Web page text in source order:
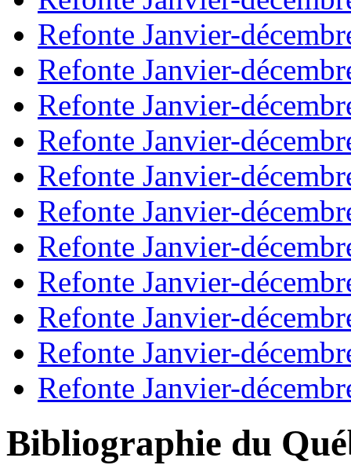
Refonte Janvier-
Refonte Janvier-
Refonte Janvier-
Refonte Janvier-
Refonte Janvier-
Refonte Janvier-
Refonte Janvier-
Refonte Janvier-
Refonte Janvier-
Refonte Janvier-
Refonte Janvier-
Bibliographie du